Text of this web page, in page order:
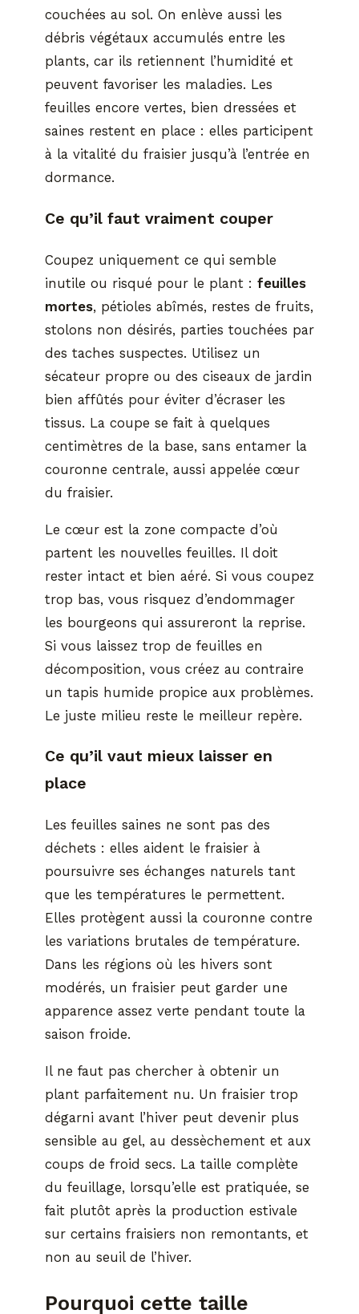
couchées au sol. On enlève aussi les
débris végétaux accumulés entre les
plants, car ils retiennent l’humidité et
peuvent favoriser les maladies. Les
feuilles encore vertes, bien dressées et
saines restent en place : elles participent
à la vitalité du fraisier jusqu’à l’entrée en
dormance.
Ce qu’il faut vraiment couper
Coupez uniquement ce qui semble
inutile ou risqué pour le plant : feuilles
mortes, pétioles abîmés, restes de fruits,
stolons non désirés, parties touchées par
des taches suspectes. Utilisez un
sécateur propre ou des ciseaux de jardin
bien affûtés pour éviter d’écraser les
tissus. La coupe se fait à quelques
centimètres de la base, sans entamer la
couronne centrale, aussi appelée cœur
du fraisier.
Le cœur est la zone compacte d’où
partent les nouvelles feuilles. Il doit
rester intact et bien aéré. Si vous coupez
trop bas, vous risquez d’endommager
les bourgeons qui assureront la reprise.
Si vous laissez trop de feuilles en
décomposition, vous créez au contraire
un tapis humide propice aux problèmes.
Le juste milieu reste le meilleur repère.
Ce qu’il vaut mieux laisser en
place
Les feuilles saines ne sont pas des
déchets : elles aident le fraisier à
poursuivre ses échanges naturels tant
que les températures le permettent.
Elles protègent aussi la couronne contre
les variations brutales de température.
Dans les régions où les hivers sont
modérés, un fraisier peut garder une
apparence assez verte pendant toute la
saison froide.
Il ne faut pas chercher à obtenir un
plant parfaitement nu. Un fraisier trop
dégarni avant l’hiver peut devenir plus
sensible au gel, au dessèchement et aux
coups de froid secs. La taille complète
du feuillage, lorsqu’elle est pratiquée, se
fait plutôt après la production estivale
sur certains fraisiers non remontants, et
non au seuil de l’hiver.
Pourquoi cette taille